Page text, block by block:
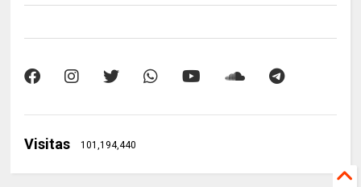
Visitas 101,194,440